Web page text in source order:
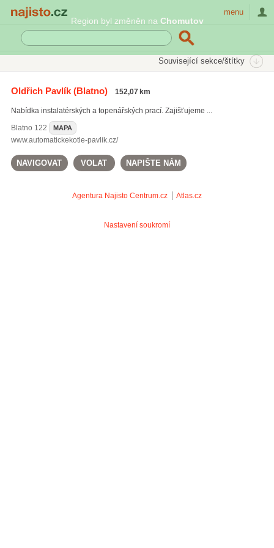
Region byl změněn na Chomutov
menu
Související sekce/štítky
Kotle a tepelná technika
Oldřich Pavlík(Blatno) 152,07 km
Nabídka instalatérských a topenářských prací. Zajišťujeme ...
Blatno 122 MAPA
www.automatickekotle-pavlik.cz/
NAVIGOVAT VOLAT NAPIŠTE NÁM
Agentura Najisto Centrum.cz Atlas.cz
Nastavení soukromí